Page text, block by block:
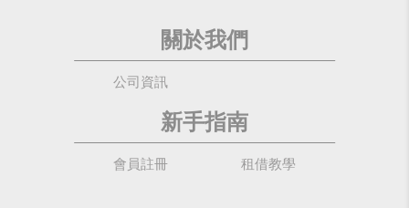
關於我們
公司資訊
新手指南
會員註冊 租借教學